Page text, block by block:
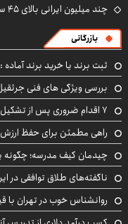
چند میلیون ایرانی بالای ۴۵ سال مجرد ماندند؛ پشت‌پرده چیست؟
بازرگانی
ثبت برند یا خرید برند
بررسی ویژگی های فنی
۷ اقدام ضروری پس از تشکیل پرونده مواد مخدر؛ راهنمای خانواده‌ها
راهی مطمئن برای حفظ
چیدمان کیف مدرسه؛
ناگفته‌های طلاق توافقی
روانشناس خوب در تهران